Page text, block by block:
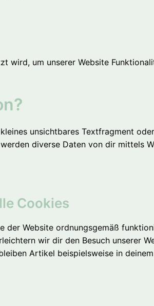
wird, um unserer Website
unsichtbares Textfragment
diverse Daten von dir mittels
Cookies
der Website ordnungsgemäß
wir dir den Besuch unserer
Artikel beispielsweise in